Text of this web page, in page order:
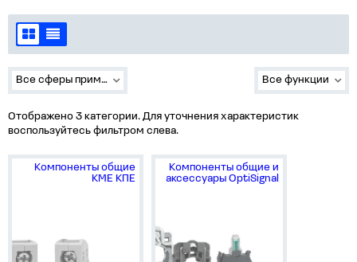
Все сферы применения Все функции
Отображено 3 категории. Для уточнения характеристик
воспользуйтесь фильтром слева.
Компоненты общие
КМЕ КПЕ
Компоненты общие и
аксессуары OptiSignal